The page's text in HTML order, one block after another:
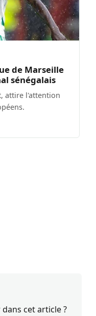
de Marseille
sénégalais
attire l'attention
cet article ?